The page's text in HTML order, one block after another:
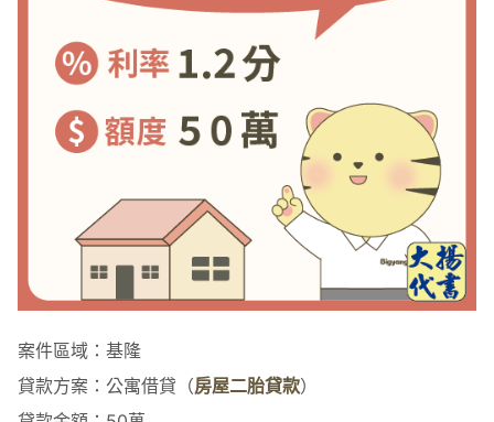
案件區域：基隆
貸款方案：公寓借貸（房屋二胎貸款）